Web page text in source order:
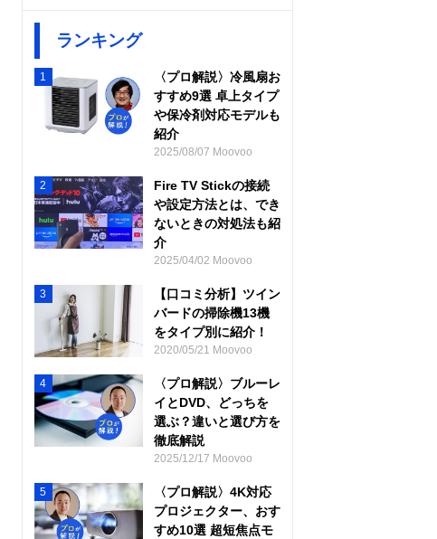
ランキング
1
〈プロ解説〉冷風扇お
すすめ9選 卓上タイプ
や保冷剤対応モデルも
紹介
2025/08/07 Moovoo
2
Fire TV Stickの接続
や設定方法とは、でき
ないときの対処法も紹
介
2025/04/02 Moovoo
3
【口コミ分析】ツイン
バードの掃除機13機
をタイプ別に紹介！
2020/05/21 Moovoo
4
〈プロ解説〉ブルーレ
イとDVD、どっちを
選ぶ？違いと選び方を
徹底解説
2025/12/17 Moovoo
5
〈プロ解説〉4K対応
プロジェクター、おす
すめ10選 超短焦点モ